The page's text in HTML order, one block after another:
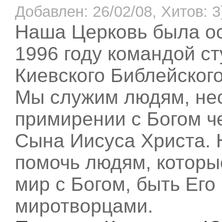
Добавлен: 26/02/08, Хитов:
Наша Церковь была
1996 году командой
Киевского
Мы служим людям,
примирении с Богом
Сына Иисуса Христа.
помочь людям,
мир с Богом, быть Его
миротворцами.